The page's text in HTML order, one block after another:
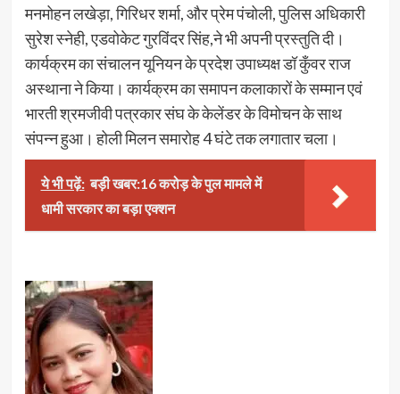
मनमोहन लखेड़ा, गिरिधर शर्मा, और प्रेम पंचोली, पुलिस अधिकारी
सुरेश स्नेही, एडवोकेट गुरविंदर सिंह,ने भी अपनी प्रस्तुति दी।
कार्यक्रम का संचालन यूनियन के प्रदेश उपाध्यक्ष डॉ कुँवर राज
अस्थाना ने किया। कार्यक्रम का समापन कलाकारों के सम्मान एवं
भारती श्रमजीवी पत्रकार संघ के केलेंडर के विमोचन के साथ
संपन्न हुआ। होली मिलन समारोह 4 घंटे तक लगातार चला।
ये भी पढ़ें: बड़ी खबर:16 करोड़ के पुल मामले में
धामी सरकार का बड़ा एक्शन